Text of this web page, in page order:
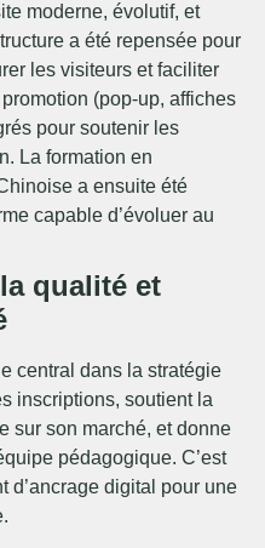
moderne, évolutif, et
a été repensée pour
les visiteurs et faciliter
(pop-up, affiches
pour soutenir les
La formation en
a ensuite été
capable d’évoluer au
qualité et
central dans la stratégie
inscriptions, soutient la
sur son marché, et donne
pédagogique. C’est
d’ancrage digital pour une